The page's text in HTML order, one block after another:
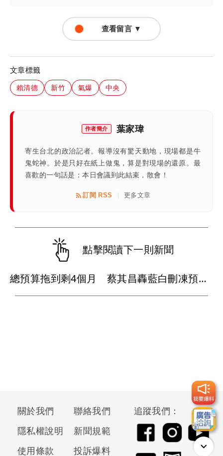
查看留言 ▼
文章標籤
賴清德 新竹 氣爆 中央
作者簡介 葉家瑋
寄生台北的政治記者。報導沒有驚天動地，現場都是牛
鬼蛇神。於是只好在紙上做鬼，算是對現場的還原。最
喜歡的一句話是：本日會議到此結束，散會！
訂閱 RSS 更多文章
點擊閱讀下一則新聞
總預算拖到剩4個月 蔡其昌轟藍白刪凍預算「癱瘓國家」
關於我們
聯絡我們
隱私權說明
新聞規範
使用條款
投訴爆料
追蹤我們：